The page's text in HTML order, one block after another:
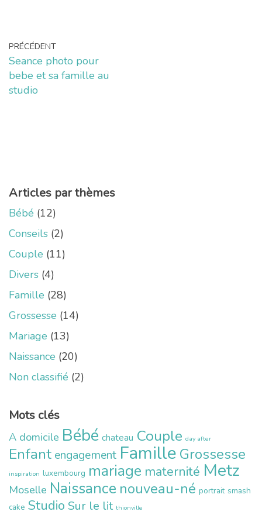
PRÉCÉDENT
Seance photo pour
bebe et sa famille au
studio
Articles par thèmes
Bébé (12)
Conseils (2)
Couple (11)
Divers (4)
Famille (28)
Grossesse (14)
Mariage (13)
Naissance (20)
Non classifié (2)
Mots clés
A domicile Bébé chateau Couple day after
Enfant engagement Famille Grossesse
inspiration luxembourg mariage maternité Metz
Moselle Naissance nouveau-né portrait smash
cake Studio Sur le lit thionville